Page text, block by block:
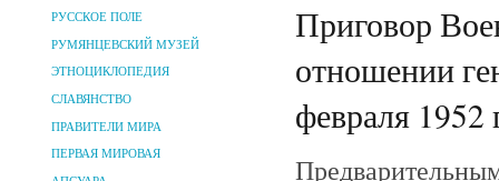
РУССКОЕ ПОЛЕ
РУМЯНЦЕВСКИЙ МУЗЕЙ
ЭТНОЦИКЛОПЕДИЯ
СЛАВЯНСТВО
ПРАВИТЕЛИ МИРА
ПЕРВАЯ МИРОВАЯ
Приговор
отношении
февраля 1952